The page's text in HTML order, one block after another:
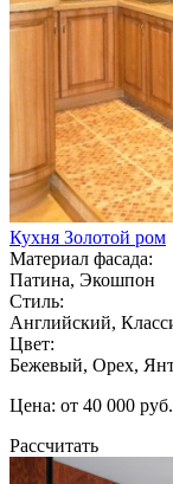
Кухня Золотой ром
Материал фасада:
Патина, Экошпон
Стиль:
Английский,
Цвет:
Бежевый, Орех,
Цена: от 40 000 руб.
Рассчитать